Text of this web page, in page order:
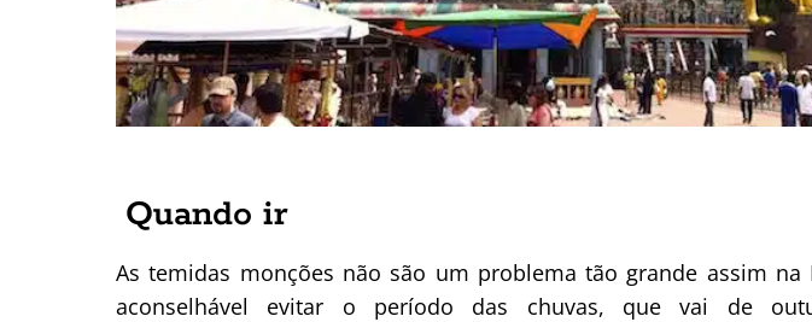
Quando ir
As temidas monções não são um problema tão grande assim na
aconselhável evitar o período das chuvas, que vai de